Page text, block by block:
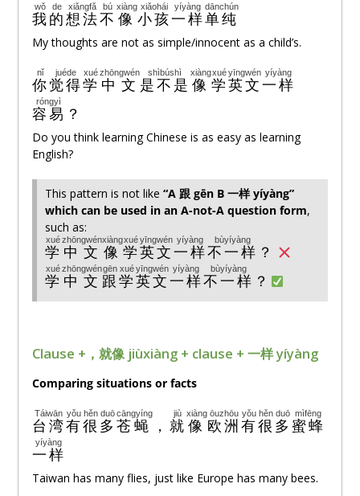
我
wǒ
的
de
想法
xiǎngfǎ
不
bú
像
xiàng
小孩
xiǎohái
一样
yíyàng
单纯
dānchún
My thoughts are not as simple/innocent as a child’s.
你
nǐ
觉得
juéde
学
xué
中文
zhōngwén
是不是
shìbúshì
像
xiàng
学
xué
英文
yīngwén
一样
yíyàng
容易
róngyì
？
Do you think learning Chinese is as easy as learning
English?
This pattern is not like “A 跟 gēn B 一样yíyàng”
which can be used in an A-not-A question form,
such as:
学
xué
中文
zhōngwén
像
xiàng
学
xué
英文
yīngwén
一样
yíyàng
不一样
bùyíyàng
？
学
xué
中文
zhōngwén
跟
gēn
学
xué
英文
yīngwén
一样
yíyàng
不一样
bùyíyàng
？
Clause +，就像 jiùxiàng + clause + 一样yíyàng
Comparing situations or facts
台湾
Táiwān
有
yǒu
很
hěn
多
duō
苍蝇
cāngyíng
， 就
jiù
像
xiàng
欧洲
ōuzhōu
有
yǒu
很
hěn
多
duō
蜜蜂
mìfēng
一样
yíyàng
Taiwan has many flies, just like Europe has many bees.